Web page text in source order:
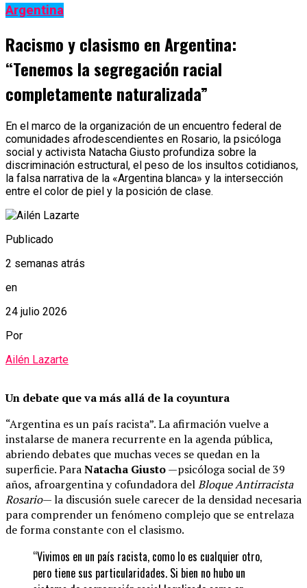
Argentina
Racismo y clasismo en Argentina:
“Tenemos la segregación racial
completamente naturalizada”
En el marco de la organización de un encuentro federal de
comunidades afrodescendientes en Rosario, la psicóloga
social y activista Natacha Giusto profundiza sobre la
discriminación estructural, el peso de los insultos cotidianos,
la falsa narrativa de la «Argentina blanca» y la intersección
entre el color de piel y la posición de clase.
Publicado
2 semanas atrás
en
24 julio 2026
Por
Ailén Lazarte
Un debate que va más allá de la coyuntura
“Argentina es un país racista”. La afirmación vuelve a
instalarse de manera recurrente en la agenda pública,
abriendo debates que muchas veces se quedan en la
superficie. ParaNatacha Giusto—psicóloga social de 39
años, afroargentina y cofundadora delBloque Antirracista
Rosario— la discusión suele carecer de la densidad necesaria
para comprender un fenómeno complejo que se entrelaza
de forma constante con el clasismo.
“Vivimos en un país racista, como lo es cualquier otro,
pero tiene sus particularidades. Si bien no hubo un